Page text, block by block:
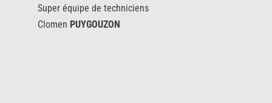
Super équipe de techniciens
ClomenPUYGOUZON